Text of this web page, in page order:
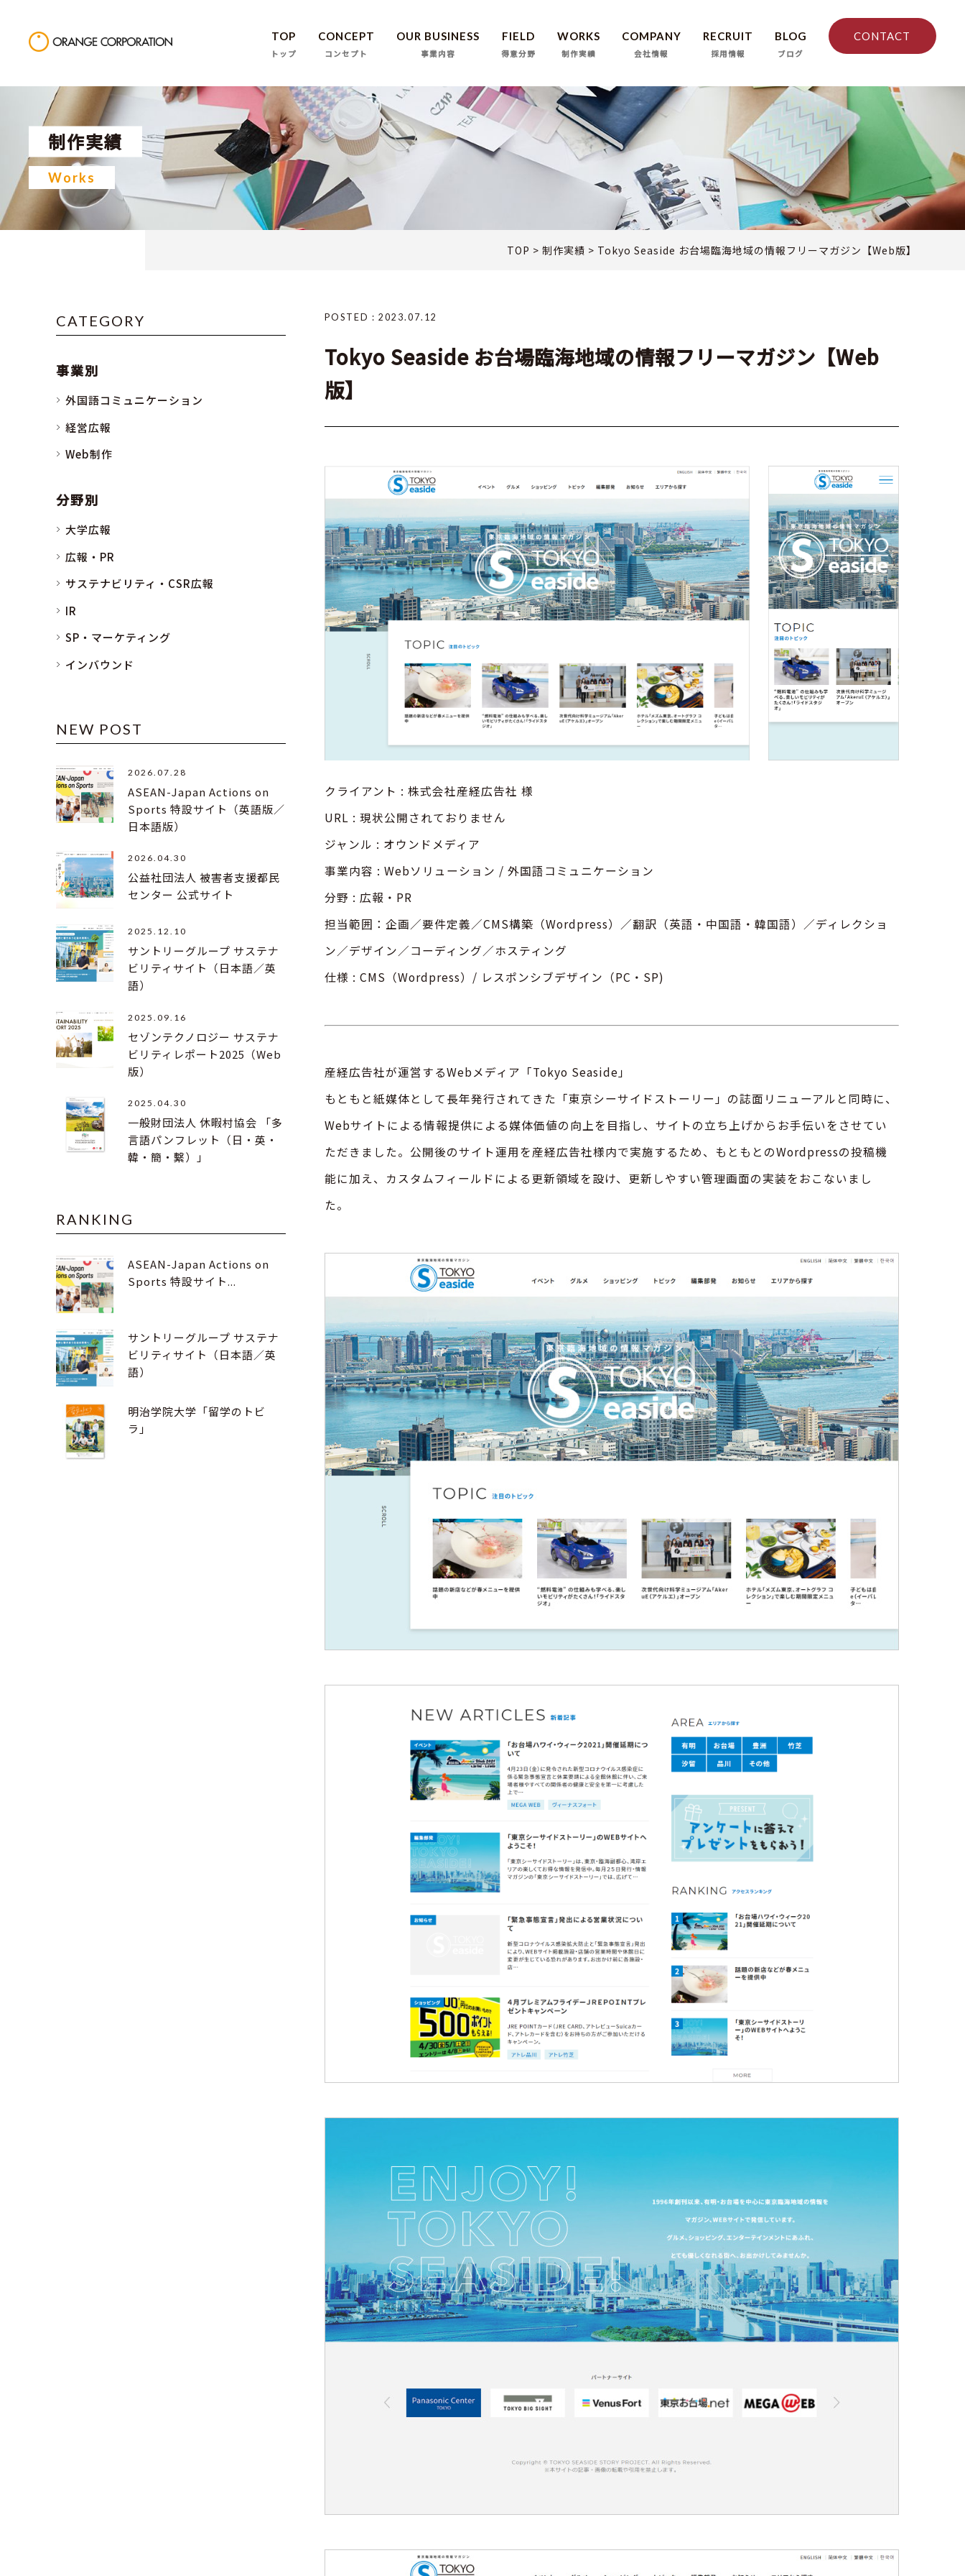
TOP
トップ
CONCEPT
コンセプト
OUR BUSINESS
事業内容
FIELD
得意分野
WORKS
制作実績
COMPANY
会社情報
RECRUIT
採用情報
BLOG
ブログ
CONTACT
制作実績
Works
TOP > 制作実績 > Tokyo Seaside お台場臨海地域の情報フリーマガジン【Web版】
POSTED : 2023.07.12
Tokyo Seaside お台場臨海地域の情報フリーマガジン【Web
版】
クライアント : 株式会社産経広告社 様
URL : 現状公開されておりません
ジャンル : オウンドメディア
事業内容 : Webソリューション / 外国語コミュニケーション
分野 : 広報・PR
担当範囲：企画／要件定義／CMS構築（Wordpress）／翻訳（英語・中国語・韓国語）／ディレクショ
ン／デザイン／コーディング／ホスティング
仕様 : CMS（Wordpress）/ レスポンシブデザイン（PC・SP)
産経広告社が運営するWebメディア「Tokyo Seaside」
もともと紙媒体として長年発行されてきた「東京シーサイドストーリー」の誌面リニューアルと同時に、
Webサイトによる情報提供による媒体価値の向上を目指し、サイトの立ち上げからお手伝いをさせてい
ただきました。公開後のサイト運用を産経広告社様内で実施するため、もともとのWordpressの投稿機
能に加え、カスタムフィールドによる更新領域を設け、更新しやすい管理画面の実装をおこないまし
た。
CATEGORY
事業別
外国語コミュニケーション
経営広報
Web制作
分野別
大学広報
広報・PR
サステナビリティ・CSR広報
IR
SP・マーケティング
インバウンド
NEW POST
2026.07.28
ASEAN-Japan Actions on
Sports 特設サイト（英語版／
日本語版）
2026.04.30
公益社団法人 被害者支援都民
センター 公式サイト
2025.12.10
サントリーグループ サステナ
ビリティサイト（日本語／英
語）
2025.09.16
セゾンテクノロジー サステナ
ビリティレポート2025（Web
版）
2025.04.30
一般財団法人 休暇村協会 「多
言語パンフレット（日・英・
韓・簡・繫）」
RANKING
ASEAN-Japan Actions on
Sports 特設サイト...
サントリーグループ サステナ
ビリティサイト（日本語／英
語）
明治学院大学「留学のトビ
ラ」